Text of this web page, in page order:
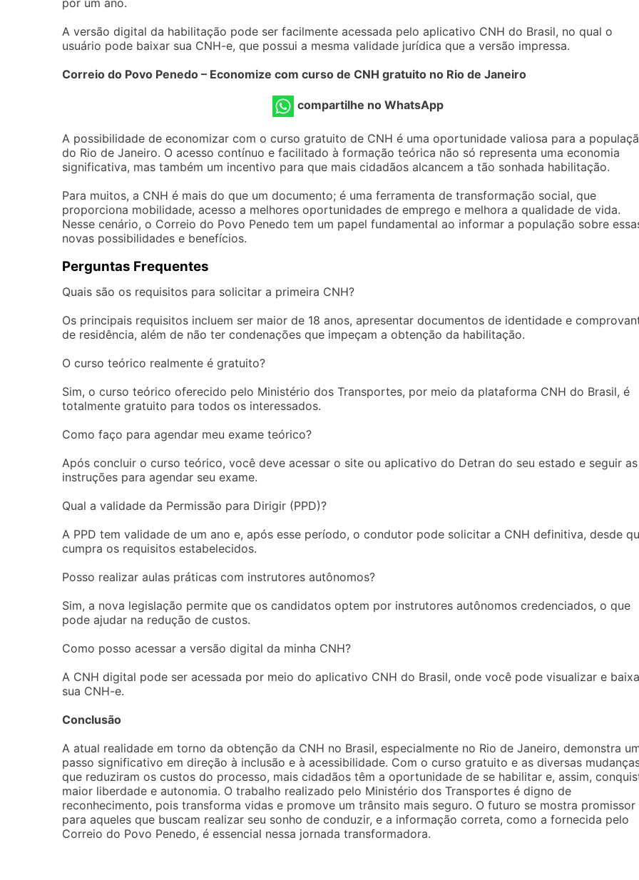
A versão digital da habilitação pode ser facilmente acessada pelo aplicativo CNH do Brasil, no qual o
usuário pode baixar sua CNH-e, que possui a mesma validade jurídica que a versão impressa.
Correio do Povo Penedo – Economize com curso de CNH gratuito no Rio de Janeiro
compartilhe no WhatsApp
A possibilidade de economizar com o curso gratuito de CNH é uma oportunidade valiosa para a
do Rio de Janeiro. O acesso contínuo e facilitado à formação teórica não só representa uma economia
significativa, mas também um incentivo para que mais cidadãos alcancem a tão sonhada habilitação.
Para muitos, a CNH é mais do que um documento; é uma ferramenta de transformação social, que
proporciona mobilidade, acesso a melhores oportunidades de emprego e melhora a qualidade de vida.
Nesse cenário, o Correio do Povo Penedo tem um papel fundamental ao informar a população sobre
novas possibilidades e benefícios.
Perguntas Frequentes
Quais são os requisitos para solicitar a primeira CNH?
Os principais requisitos incluem ser maior de 18 anos, apresentar documentos de identidade e
de residência, além de não ter condenações que impeçam a obtenção da habilitação.
O curso teórico realmente é gratuito?
Sim, o curso teórico oferecido pelo Ministério dos Transportes, por meio da plataforma CNH do Brasil, é
totalmente gratuito para todos os interessados.
Como faço para agendar meu exame teórico?
Após concluir o curso teórico, você deve acessar o site ou aplicativo do Detran do seu estado e seguir as
instruções para agendar seu exame.
Qual a validade da Permissão para Dirigir (PPD)?
A PPD tem validade de um ano e, após esse período, o condutor pode solicitar a CNH definitiva, desde
cumpra os requisitos estabelecidos.
Posso realizar aulas práticas com instrutores autônomos?
Sim, a nova legislação permite que os candidatos optem por instrutores autônomos credenciados, o que
pode ajudar na redução de custos.
Como posso acessar a versão digital da minha CNH?
A CNH digital pode ser acessada por meio do aplicativo CNH do Brasil, onde você pode visualizar e
sua CNH-e.
Conclusão
A atual realidade em torno da obtenção da CNH no Brasil, especialmente no Rio de Janeiro, demonstra
passo significativo em direção à inclusão e à acessibilidade. Com o curso gratuito e as diversas
que reduziram os custos do processo, mais cidadãos têm a oportunidade de se habilitar e, assim,
maior liberdade e autonomia. O trabalho realizado pelo Ministério dos Transportes é digno de
reconhecimento, pois transforma vidas e promove um trânsito mais seguro. O futuro se mostra promissor
para aqueles que buscam realizar seu sonho de conduzir, e a informação correta, como a fornecida pelo
Correio do Povo Penedo, é essencial nessa jornada transformadora.